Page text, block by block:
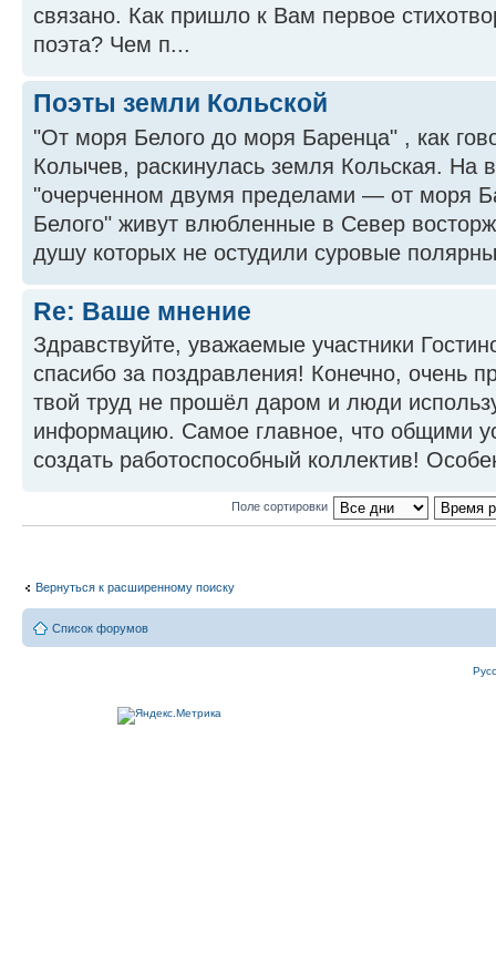
связано. Как пришло к Вам первое
поэта? Чем п...
Поэты земли Кольской
"От моря Белого до моря Баренца" , как
Колычев, раскинулась земля Кольская. На
"очерченном двумя пределами — от моря
Белого" живут влюбленные в Север
душу которых не остудили суровые
Re: Ваше мнение
Здравствуйте, уважаемые участники
спасибо за поздравления! Конечно, очень
твой труд не прошёл даром и люди
информацию. Самое главное, что общими
создать работоспособный коллектив!
Поле сортировки
Вернуться к расширенному поиску
Список форумов